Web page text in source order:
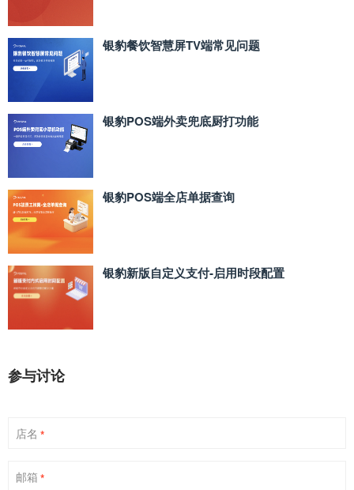
银豹餐饮智慧屏TV端常见问题
银豹POS端外卖兜底厨打功能
银豹POS端全店单据查询
银豹新版自定义支付‑启用时段配置
参与讨论
店名 *
邮箱 *